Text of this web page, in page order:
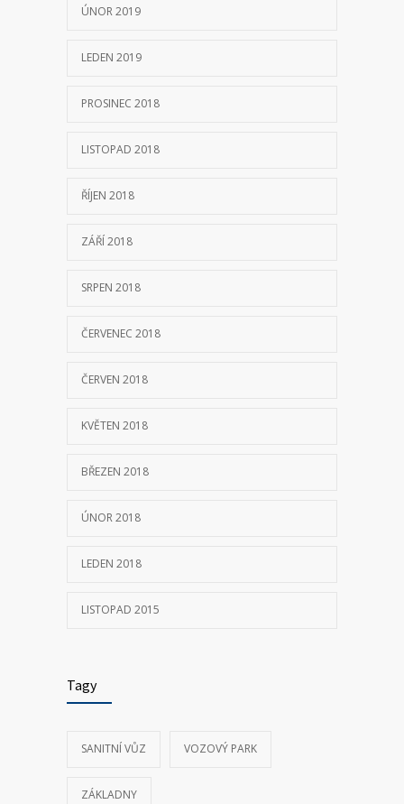
ÚNOR 2019
LEDEN 2019
PROSINEC 2018
LISTOPAD 2018
ŘÍJEN 2018
ZÁŘÍ 2018
SRPEN 2018
ČERVENEC 2018
ČERVEN 2018
KVĚTEN 2018
BŘEZEN 2018
ÚNOR 2018
LEDEN 2018
LISTOPAD 2015
Tagy
SANITNÍ VŮZ VOZOVÝ PARK
ZÁKLADNY